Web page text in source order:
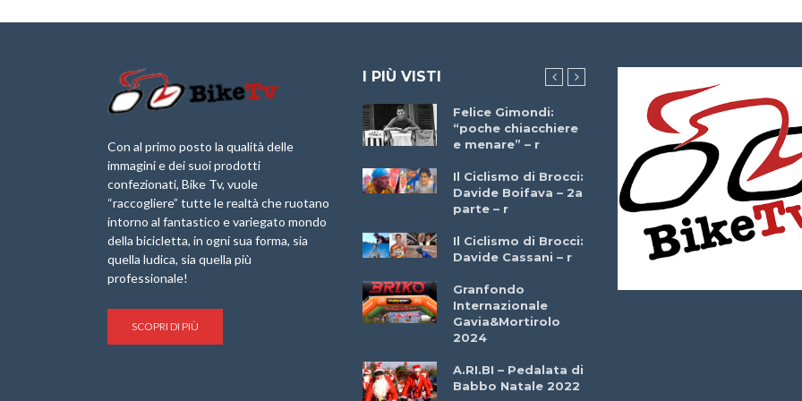
Con al primo posto la qualità delle
immagini e dei suoi prodotti
confezionati, Bike Tv, vuole
“raccogliere” tutte le realtà che ruotano
intorno al fantastico e variegato mondo
della bicicletta, in ogni sua forma, sia
quella ludica, sia quella più
professionale!
SCOPRI DI PIÙ
I PIÙ VISTI
Briko Torino – 11
Maggio 2025 – r
Minerva Edizioni e
Giancarlo Brocci
per “Bartali l’Ultimo
Marathon 2025”
IX Ed. “Tra
Borghi&Castelli” –
Anteprima
1a Edizione
Granfondo
Felice Gimondi:
“poche chiacchiere
e menare” – r
Il Ciclismo di Brocci:
Davide Boifava – 2a
parte – r
Il Ciclismo di Brocci:
Davide Cassani – r
Granfondo
Internazionale
Gavia&Mortirolo
2024
A.RI.BI – Pedalata di
Babbo Natale 2022
Brocci Incontra
Giuseppe Martinelli
– r
Che cos’è il
triathlon? Con
Simone Diamantini
– r
Marzo 2025 –